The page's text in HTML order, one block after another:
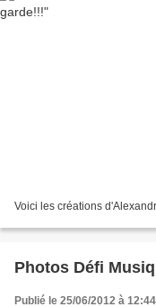
Voici les créations
Photos Défi
Publié le 25/06/2012 à 12:44